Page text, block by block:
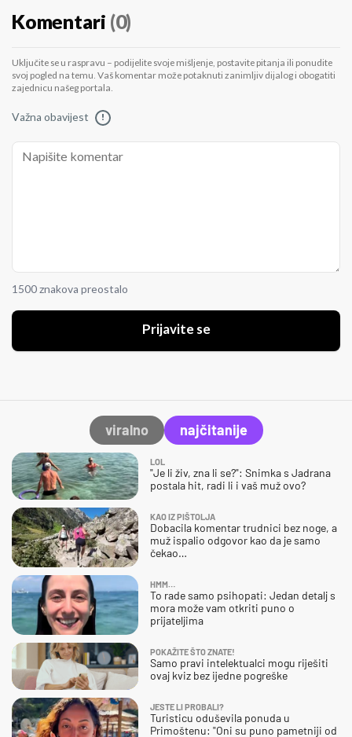
Komentari (0)
Uključite se u raspravu – podijelite svoje mišljenje, postavite pitanja ili ponudite
svoj pogled na temu. Vaš komentar može potaknuti zanimljiv dijalog i obogatiti
zajednicu našeg portala.
Važna obavijest !
1500 znakova preostalo
Prijavite se
viralno najčitanije
LOL
"Je li živ, zna li se?": Snimka s Jadrana
postala hit, radi li i vaš muž ovo?
KAO IZ PIŠTOLJA
Dobacila komentar trudnici bez noge, a
muž ispalio odgovor kao da je samo
čekao…
HMM…
To rade samo psihopati: Jedan detalj s
mora može vam otkriti puno o
prijateljima
POKAŽITE ŠTO ZNATE!
Samo pravi intelektualci mogu riješiti
ovaj kviz bez ijedne pogreške
JESTE LI PROBALI?
Turisticu oduševila ponuda u
Primoštenu: "Oni su puno pametniji od